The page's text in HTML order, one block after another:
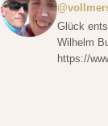
Glück
Wilhelm
https://